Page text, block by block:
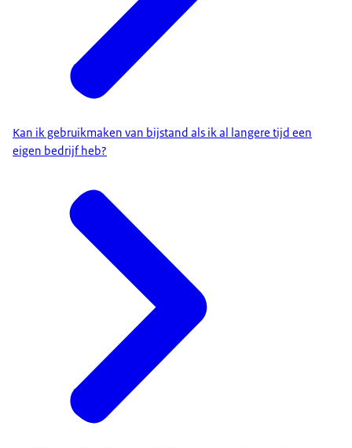
Kan ik gebruikmaken van bijstand als ik al langere tijd een
eigen bedrijf heb?